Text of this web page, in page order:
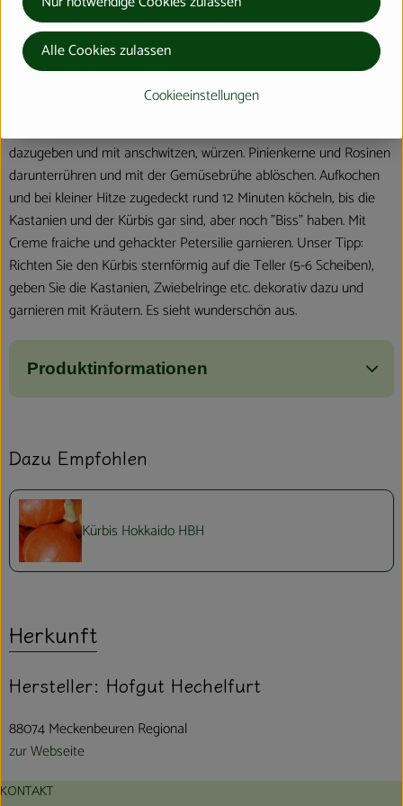
Zubereitung
Waschen Sie den Kürbis, schneiden Sie ggf. schlechte Stellen weg,
und halbieren Sie Ihn. Nehmen Sie die Kerne heraus und
schneiden den Kürbis in ca. 1 cm dicke, halbmondförmige Scheiben.
dazugeben und mit anschwitzen, würzen. Pinienkerne und Rosinen
darunterrühren und mit der Gemüsebrühe ablöschen. Aufkochen
und bei kleiner Hitze zugedeckt rund 12 Minuten köcheln, bis die
Kastanien und der Kürbis gar sind, aber noch "Biss" haben. Mit
Creme fraiche und gehackter Petersilie garnieren. Unser Tipp:
Richten Sie den Kürbis sternförmig auf die Teller (5-6 Scheiben),
geben Sie die Kastanien, Zwiebelringe etc. dekorativ dazu und
garnieren mit Kräutern. Es sieht wunderschön aus.
Produktinformationen
Dazu Empfohlen
Kürbis Hokkaido HBH
Herkunft
Hersteller: Hofgut Hechelfurt
88074 Meckenbeuren Regional
zur Webseite
KONTAKT
Cookieeinstellungen
Alle Cookies zulassen